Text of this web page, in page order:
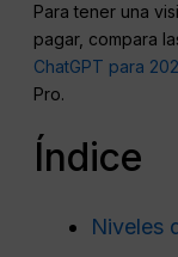
Para tener una
pagar, compara
ChatGPT para
Pro.
Índice
Niveles